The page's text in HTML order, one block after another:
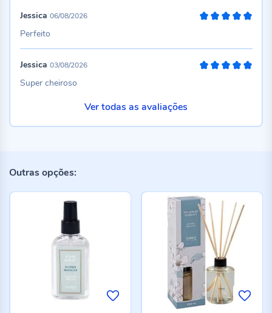
Jessica 06/08/2026
Perfeito
Jessica 03/08/2026
Super cheiroso
Ver todas as avaliações
Outras opções: